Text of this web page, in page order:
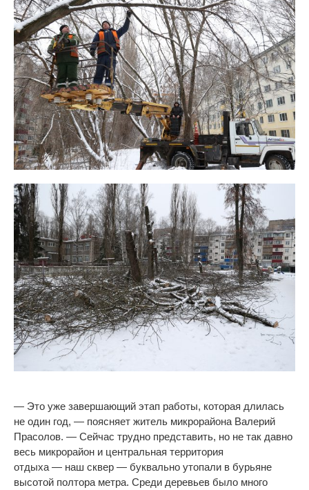
— Это уже завершающий этап работы, которая длилась
не один год, — поясняет житель микрорайона Валерий
Прасолов. — Сейчас трудно представить, но не так давно
весь микрорайон и центральная территория
отдыха — наш сквер — буквально утопали в бурьяне
высотой полтора метра. Среди деревьев было много